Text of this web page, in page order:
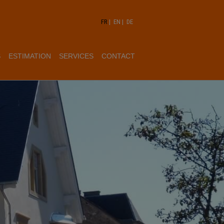
FR | EN | DE
ESTIMATION SERVICES CONTACT